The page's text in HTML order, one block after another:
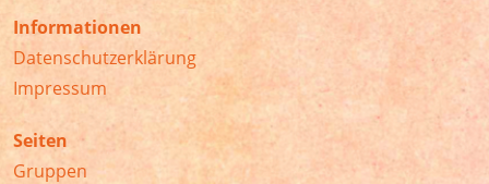
Informationen
Datenschutzerklärung
Impressum
Seiten
Gruppen